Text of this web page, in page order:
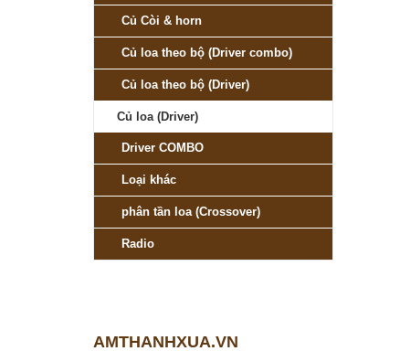
Củ Còi & horn
Củ loa theo bộ (Driver combo)
Củ loa theo bộ (Driver)
Củ loa (Driver)
Driver COMBO
Loại khác
phân tần loa (Crossover)
Radio
AMTHANHXUA.VN